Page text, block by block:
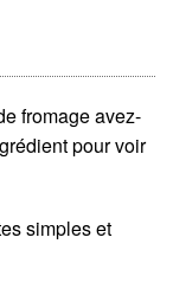
fromage avez-
pour voir
simples et